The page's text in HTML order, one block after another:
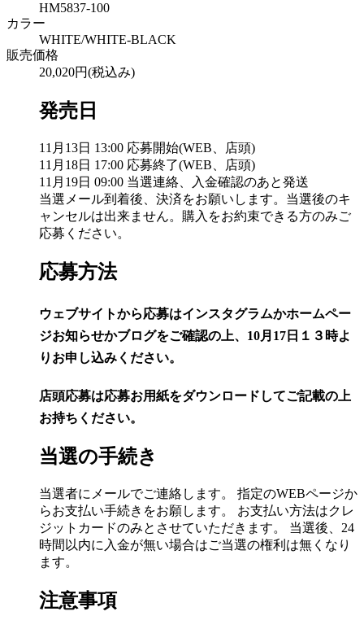
HM5837-100
カラー
WHITE/WHITE-BLACK
販売価格
20,020円(税込み)
発売日
11月13日 13:00 応募開始(WEB、店頭)
11月18日 17:00 応募終了(WEB、店頭)
11月19日 09:00 当選連絡、入金確認のあと発送
当選メール到着後、決済をお願いします。当選後のキ
ャンセルは出来ません。購入をお約束できる方のみご
応募ください。
応募方法
ウェブサイトから応募はインスタグラムかホームペー
ジお知らせかブログをご確認の上、10月17日１３時よ
りお申し込みください。
店頭応募は応募お用紙をダウンロードしてご記載の上
お持ちください。
当選の手続き
当選者にメールでご連絡します。 指定のWEBページか
らお支払い手続きをお願します。 お支払い方法はクレ
ジットカードのみとさせていただきます。 当選後、24
時間以内に入金が無い場合はご当選の権利は無くなり
ます。
注意事項